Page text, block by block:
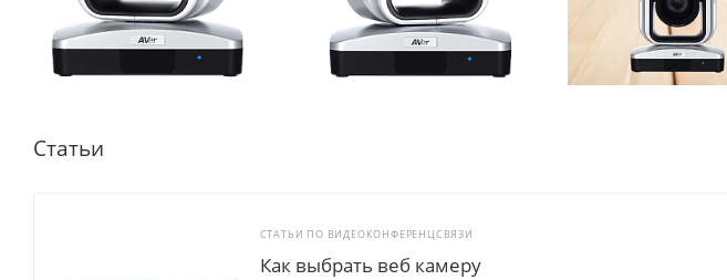
Статьи
СТАТЬИ ПО ВИДЕОКОНФЕРЕНЦСВЯЗИ
Как выбрать веб камеру